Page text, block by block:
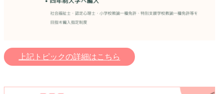
上記トピックの詳細はこちら